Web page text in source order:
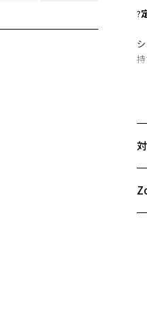
?